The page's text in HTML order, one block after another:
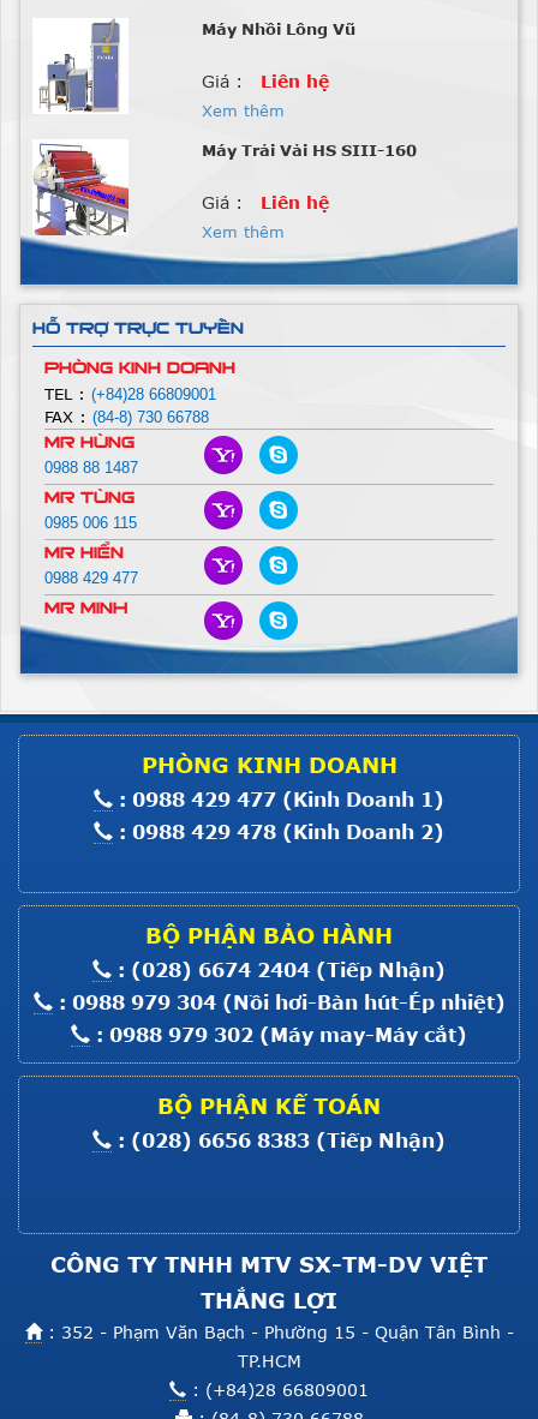
Máy Nhồi Lông Vũ
Giá : Liên hệ
Xem thêm
Máy Trải Vải HS SIII-160
Giá : Liên hệ
Xem thêm
8700
Giá :
Xem thêm
MOTOR BẮT MÁY MỘT KIM CO
Giá : Liên hệ
Xem thêm
MOTOR BẮT MÁY VC008; F007;
C007
Giá : Liên hệ
Xem thêm
Máy Ép Sim HS - 6+
Xem thêm
MÁY ÉP NHIỆT HASAKA
Giá : Liên hệ
Xem thêm
HASAKA
Giá : Liên hệ
Xem thêm
Máy May 1 kim điện tử HASAKA
Liên hệ
Xem thêm
Máy Nhồi Lông Vũ
HỖ TRỢ TRỰC TUYẾN
PHÒNG KINH DOANH
TEL : (+84)28 66809001
FAX : (84-8) 730 66788
Mr Hùng
0988 88 1487
Mr Tùng
0985 006 115
Mr Hiển
0988 429 477
Mr Minh
PHÒNG KINH DOANH
: 0988 429 477 (Kinh Doanh 1)
: 0988 429 478 (Kinh Doanh 2)
BỘ PHẬN BẢO HÀNH
: (028) 6674 2404 (Tiếp Nhận)
: 0988 979 304 (Nồi hơi-Bàn hút-Ép nhiệt)
: 0988 979 302 (Máy may-Máy cắt)
BỘ PHẬN KẾ TOÁN
: (028) 6656 8383 (Tiếp Nhận)
CÔNG TY TNHH MTV SX-TM-DV VIỆT
THẮNG LỢI
: 352 - Phạm Văn Bạch - Phường 15 - Quận Tân Bình -
TP.HCM
: (+84)28 66809001